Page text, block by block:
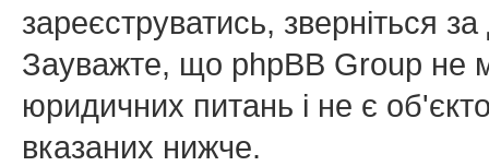
зареєструватись, зверніться
Зауважте, що phpBB Group не
юридичних питань і не є
вказаних нижче.